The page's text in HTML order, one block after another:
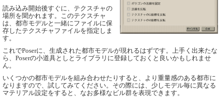
読み込み開始後すぐに、テクスチャの
場所を聞かれます。このテクスチャ
は、都市モデルと一緒にファイルに保
存したテクスチャファイルを指定しま
す。
これでPoserに、生成された都市モデルが現れるはずです。上手く出来たな
ら、Poserの小道具としとライブラリに登録しておくと良いかもしれませ
ん。
いくつかの都市モデルを組み合わせたりすると、より重量感のある都市に
なりますので、試してみてください。その際には、少しモデル毎に異なる
マテリアル設定をすると、なお多様なビル群を表現できます。